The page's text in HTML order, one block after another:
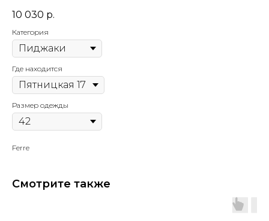
10 030 р.
Категория
Где находится
Размер одежды
Ferre
Смотрите также